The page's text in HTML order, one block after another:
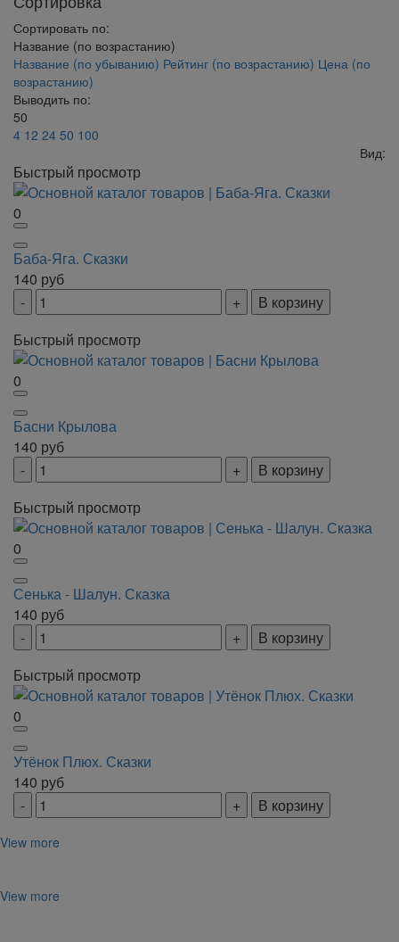
Сортировать по:
Название (по возрастанию)
Название (по убыванию) Рейтинг (по возрастанию) Цена (по
возрастанию)
Выводить по:
50
4 12 24 50 100
Вид:
Быстрый просмотр
0
Баба-Яга. Сказки
140 руб
В корзину
Быстрый просмотр
0
Басни Крылова
140 руб
В корзину
Быстрый просмотр
0
Сенька - Шалун. Сказка
140 руб
В корзину
Быстрый просмотр
0
Утёнок Плюх. Сказки
140 руб
В корзину
View more
View more